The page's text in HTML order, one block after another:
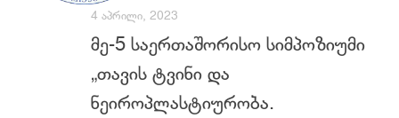
4 ᲐᲞᲠᲘᲚᲘ, 2023
მე-5 საერთაშორისო სიმპოზიუმი
„თავის ტვინი და
ნეიროპლასტიურობა.